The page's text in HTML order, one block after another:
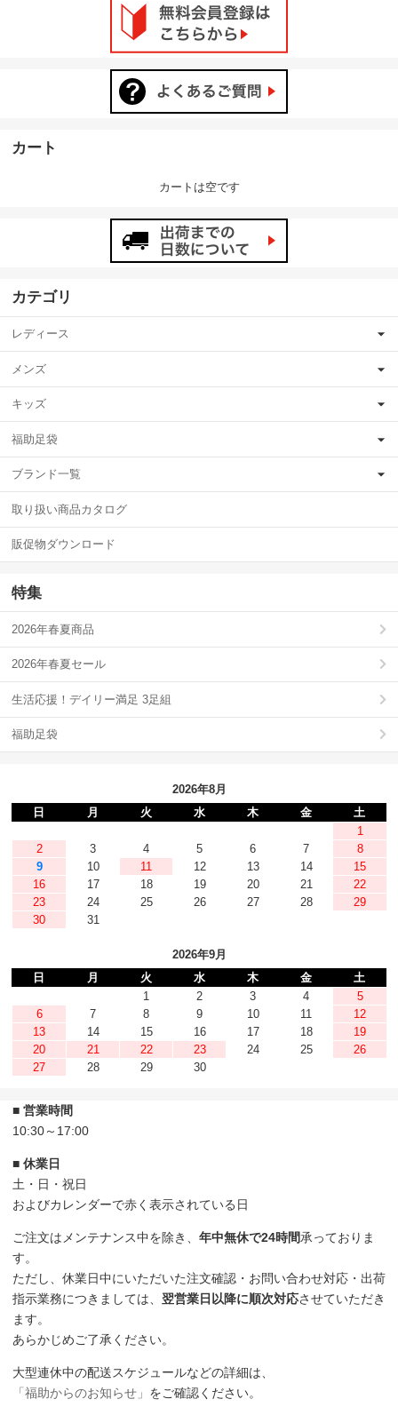
カート
カートは空です
カテゴリ
レディース
メンズ
キッズ
福助足袋
ブランド一覧
取り扱い商品カタログ
販促物ダウンロード
特集
2026年春夏商品
2026年春夏セール
生活応援！デイリー満足 3足組
福助足袋
2026年8月
日
月 火 水 木 金
土
1
2
3 4 5 6 7
8
9
10 11 12 13 14
15
16
17 18 19 20 21
22
23
24 25 26 27 28
29
30
31
2026年9月
日
月 火 水 木 金
土
1
2 3 4
5
6
7 8 9 10 11
12
13
14 15 16 17 18
19
20
21 22 23 24 25
26
27
28 29 30
■ 営業時間
10:30～17:00
■ 休業日
土・日・祝日
およびカレンダーで赤く表示されている日
ご注文はメンテナンス中を除き、 年中無休で24時間承っておりま
す。
ただし、休業日中にいただいた注文確認・お問い合わせ対応・出荷
指示業務につきましては、 翌営業日以降に順次対応させていただき
ます。
あらかじめご了承ください。
大型連休中の配送スケジュールなどの詳細は、
「福助からのお知らせ」 をご確認ください。